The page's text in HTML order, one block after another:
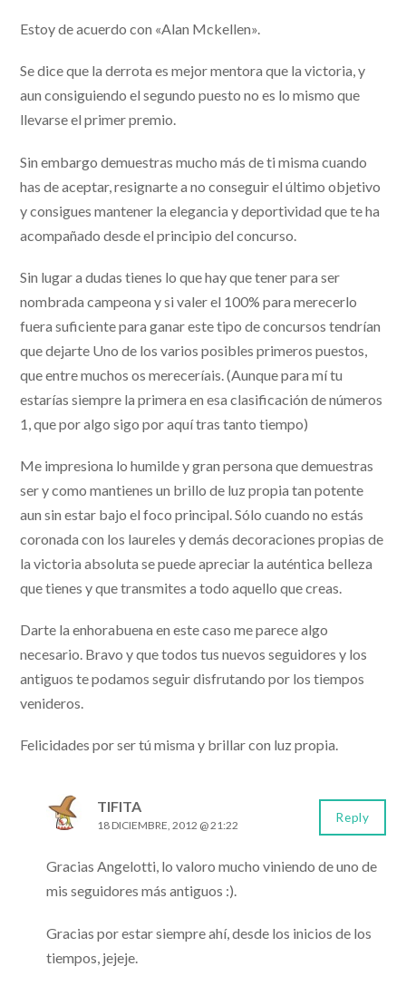
Estoy de acuerdo con «Alan Mckellen».
Se dice que la derrota es mejor mentora que la victoria, y
aun consiguiendo el segundo puesto no es lo mismo que
llevarse el primer premio.
Sin embargo demuestras mucho más de ti misma cuando
has de aceptar, resignarte a no conseguir el último objetivo
y consigues mantener la elegancia y deportividad que te ha
acompañado desde el principio del concurso.
Sin lugar a dudas tienes lo que hay que tener para ser
nombrada campeona y si valer el 100% para merecerlo
fuera suficiente para ganar este tipo de concursos tendrían
que dejarte Uno de los varios posibles primeros puestos,
que entre muchos os mereceríais. (Aunque para mí tu
estarías siempre la primera en esa clasificación de números
1, que por algo sigo por aquí tras tanto tiempo)
Me impresiona lo humilde y gran persona que demuestras
ser y como mantienes un brillo de luz propia tan potente
aun sin estar bajo el foco principal. Sólo cuando no estás
coronada con los laureles y demás decoraciones propias de
la victoria absoluta se puede apreciar la auténtica belleza
que tienes y que transmites a todo aquello que creas.
Darte la enhorabuena en este caso me parece algo
necesario. Bravo y que todos tus nuevos seguidores y los
antiguos te podamos seguir disfrutando por los tiempos
venideros.
Felicidades por ser tú misma y brillar con luz propia.
TIFITA
18 DICIEMBRE, 2012 @ 21:22
Gracias Angelotti, lo valoro mucho viniendo de uno de
mis seguidores más antiguos :).
Gracias por estar siempre ahí, desde los inicios de los
tiempos, jejeje.
Reply